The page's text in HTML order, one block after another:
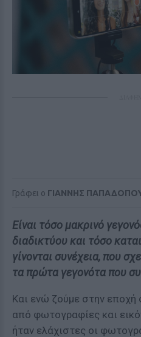
Γράφει ο ΓΙΑΝΝΗΣ
Είναι τόσο μακρινό
διαδικτύου και τόσο
γίνονται συνέχεια, που
τα πρώτα γεγονότα που
Και ενώ ζούμε στην
από φωτογραφίες και
ήταν ελάχιστες οι